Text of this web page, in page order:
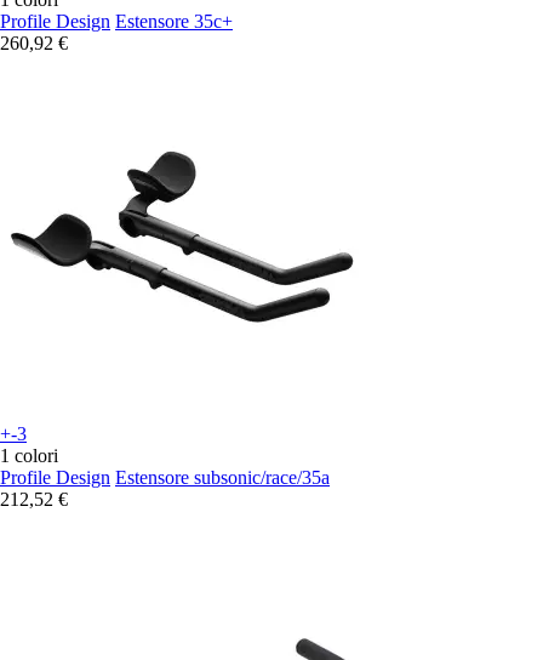
Profile Design Estensore 35c+
260,92 €
+-3
1 colori
Profile Design Estensore subsonic/race/35a
212,52 €